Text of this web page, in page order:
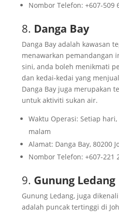
Nombor Telefon: +607-509
8. Danga Bay
Danga Bay adalah kawasan
menawarkan pemandangan
sini, anda boleh menikmati
dan kedai-kedai yang
Danga Bay juga merupakan
untuk aktiviti sukan air.
Waktu Operasi: Setiap
malam
Alamat: Danga Bay, 80200
Nombor Telefon: +607-221
9. Gunung Ledang
Gunung Ledang, juga
adalah puncak tertinggi di